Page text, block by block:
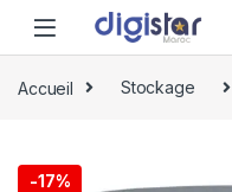
Skip to navigation
Skip to content
Accueil Stockage
-17%